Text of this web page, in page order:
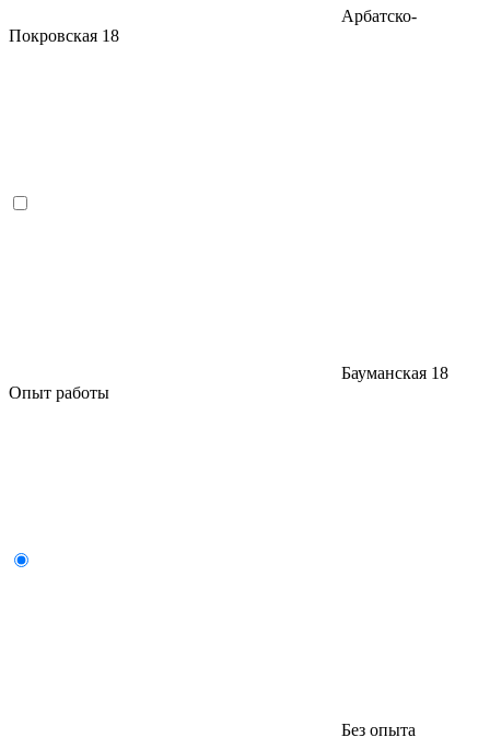
Арбатско-
Покровская 18
Бауманская 18
Опыт работы
Без опыта